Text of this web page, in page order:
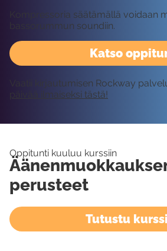
Katso
Kompressoria säätämällä voidaan
bassorummun soundiin.
Vaatii kirjautumisen Rockway
päivää ilmaiseksi tästä!
Oppitunti kuuluu kurssiin
perusteet
Tutustu